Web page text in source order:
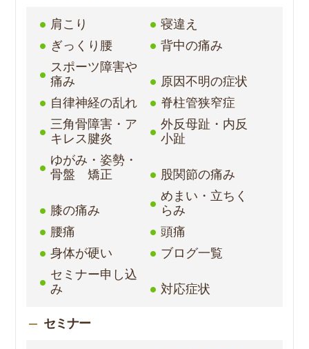
肩こり
寝違え
ぎっくり腰
背中の痛み
スポーツ障害や
痛み
原因不明の症状
自律神経の乱れ
脊柱管狭窄症
三角骨障害・ア
キレス腱炎
外反母趾・内反
小趾
ゆがみ・姿勢・
骨盤 矯正
股関節の痛み
膝の痛み
めまい・立ちく
らみ
腰痛
頭痛
身体が硬い
ブログ一覧
セミナー申し込
み
対応症状
セミナー